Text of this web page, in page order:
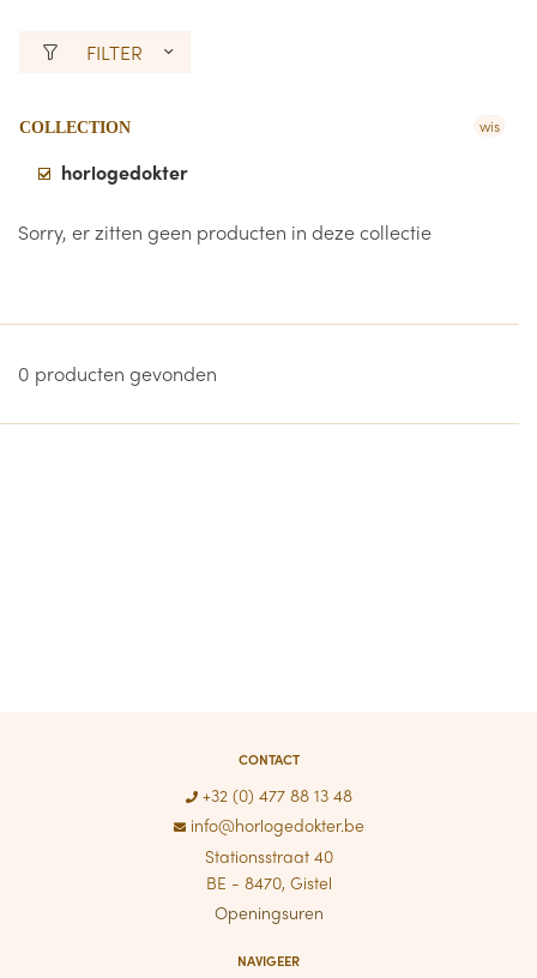
FILTER
COLLECTION
horlogedokter
wis
Sorry, er zitten geen producten in deze collectie
0 producten gevonden
CONTACT
+32 (0) 477 88 13 48
info@horlogedokter.be
Stationsstraat 40
BE - 8470, Gistel
Openingsuren
NAVIGEER